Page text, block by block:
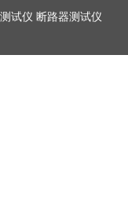
测试仪 断路器测试仪